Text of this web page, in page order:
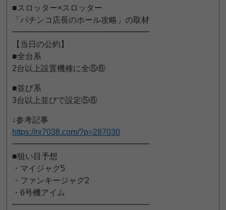
■スロッター×スロッター
「パチンコ店長のホール攻略」の取材
━━━━━━━━━━━━━━━━━
【当日の公約】
■全台系
2台以上設置機種に全⑤⑥
■並び系
3台以上並びで設定⑤⑥
↓参考記事
https://rx7038.com/?p=287030
━━━━━━━━━━━━━━━━━
■狙い目予想
・マイジャグ5
・ファンキージャグ2
・6号機アイム
━━━━━━━━━━━━━━━━━